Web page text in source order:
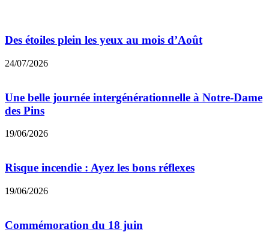
Des étoiles plein les yeux au mois d’Août
24/07/2026
Une belle journée intergénérationnelle à Notre-Dame
des Pins
19/06/2026
Risque incendie : Ayez les bons réflexes
19/06/2026
Commémoration du 18 juin